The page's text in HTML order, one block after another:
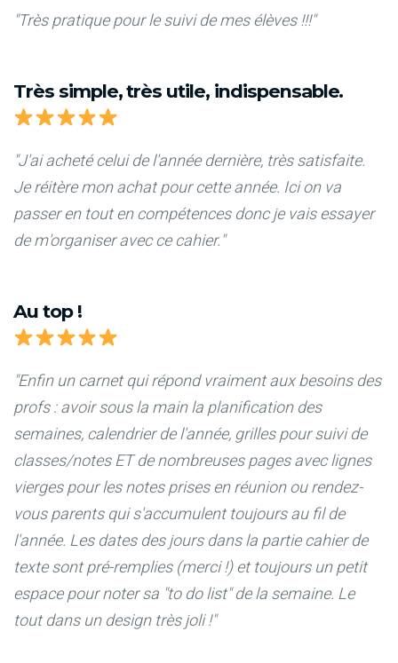
"Très pratique pour le suivi de mes élèves !!!"
Très simple, très utile, indispensable.
"J'ai acheté celui de l'année dernière, très satisfaite.
Je réitère mon achat pour cette année. Ici on va
passer en tout en compétences donc je vais essayer
de m'organiser avec ce cahier."
Au top !
"Enfin un carnet qui répond vraiment aux besoins des
profs : avoir sous la main la planification des
semaines, calendrier de l'année, grilles pour suivi de
classes/notes ET de nombreuses pages avec lignes
vierges pour les notes prises en réunion ou rendez-
vous parents qui s'accumulent toujours au fil de
l'année. Les dates des jours dans la partie cahier de
texte sont pré-remplies (merci !) et toujours un petit
espace pour noter sa "to do list" de la semaine. Le
tout dans un design très joli !"